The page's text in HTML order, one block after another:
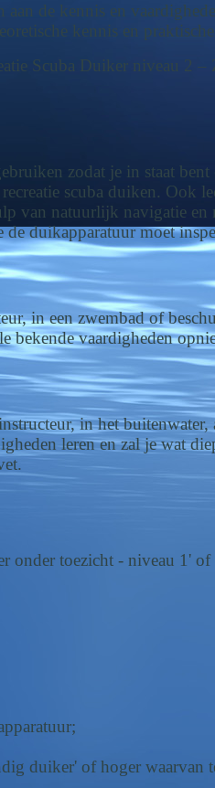
de kennis en
kennis en
Scuba Duiker niveau 2 –
zodat je in staat
scuba duiken. Ook
van natuurlijk navigatie en
duikapparatuur moet
in een zwembad of
bekende vaardigheden
in het buitenwater,
leren en zal je wat
onder toezicht - niveau 1' of
duiker' of hoger waarvan